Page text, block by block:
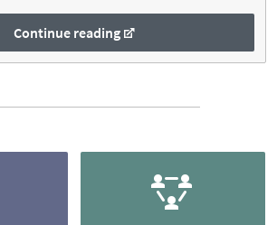
Continue reading